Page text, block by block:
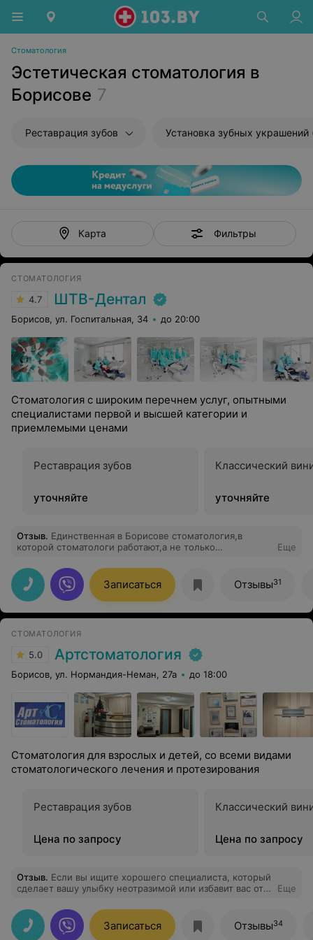
Стоматология
Эстетическая стоматология в
Борисове 7
Реставрация зубов
Карта Фильтры
СТОМАТОЛОГИЯ
4.7 ШТВ-Дентал
Борисов, ул. Госпитальная, 34 до 20:00
Стоматология с широким перечнем услуг, опытными
специалистами первой и высшей категории и
приемлемыми ценами
Реставрация зубов
уточняйте
Классический
уточняйте
Отзыв. Единственная в Борисове стоматология,в
которой стоматологи работают,а не только
помощь,три дня искала где вылечить зуб и никто не
принимал,только они взяли по острой боли и сразу же
взялись за работу,хотя приехал на 20 минут раньше
своей записи.Я заплакала от счастья даже,было
состояние безнадежности .
Еще
Записаться Отзывы31
СТОМАТОЛОГИЯ
5.0 Артстоматология
Борисов, ул. Нормандия-Неман, 27а до 18:00
Стоматология для взрослых и детей, со всеми видами
стоматологического лечения и протезирования
Реставрация зубов
Цена по запросу
Классический
Цена по запросу
Отзыв. Если вы ищите хорошего специалиста, который
сделает вашу улыбку неотразимой или избавит вас от
зубов и дёсен то без всяких сомнений обратитесь за
помощью к Артуру Рафаэловичу Есаяну. Спасибо ему и
его команде за оказанную мне квалифицированную
Еще
Записаться Отзывы34